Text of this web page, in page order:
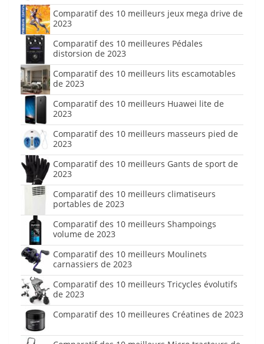
Comparatif des 10 meilleurs jeux mega drive de
2023
Comparatif des 10 meilleures Pédales
distorsion de 2023
Comparatif des 10 meilleurs lits escamotables
de 2023
Comparatif des 10 meilleurs Huawei lite de
2023
Comparatif des 10 meilleurs masseurs pied de
2023
Comparatif des 10 meilleurs Gants de sport de
2023
Comparatif des 10 meilleurs climatiseurs
portables de 2023
Comparatif des 10 meilleurs Shampoings
volume de 2023
Comparatif des 10 meilleurs Moulinets
carnassiers de 2023
Comparatif des 10 meilleurs Tricycles évolutifs
de 2023
Comparatif des 10 meilleures Créatines de 2023